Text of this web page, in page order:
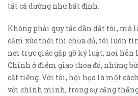
tất cả dường như bất định.
Không phải quy tắc dẫn dắt tôi, mà
cảm xúc thôi thì chưa đủ, tôi luôn
nơi trực giác gặp gỡ kỷ luật, nơi
Chính ở điểm giao thoa đó, những
cất tiếng. Với tôi, hội họa là một
với chính mình, trong sự căng